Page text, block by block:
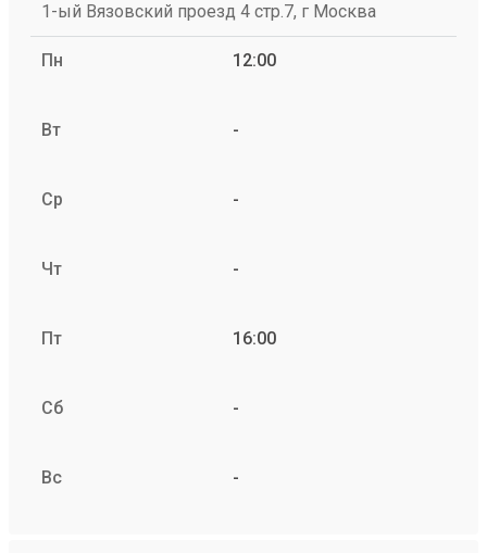
1-ый Вязовский проезд 4 стр.7, г Москва
Пн 12:00
Вт -
Ср -
Чт -
Пт 16:00
Сб -
Вс -